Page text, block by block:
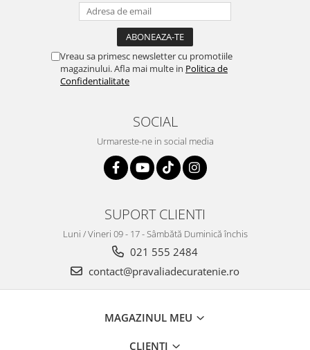
Vreau sa primesc newsletter cu promotiile
magazinului. Afla mai multe in Politica de
Confidentialitate
SOCIAL
Urmareste-ne in social media
SUPORT CLIENTI
Luni / Vineri 09 - 17 - Sâmbătă Duminică închis
021 555 2484
contact@pravaliadecuratenie.ro
MAGAZINUL MEU
CLIENTI